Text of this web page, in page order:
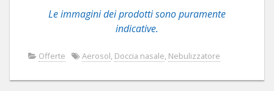
Le immagini dei prodotti sono puramente
indicative.
Offerte Aerosol, Doccia nasale, Nebulizzatore